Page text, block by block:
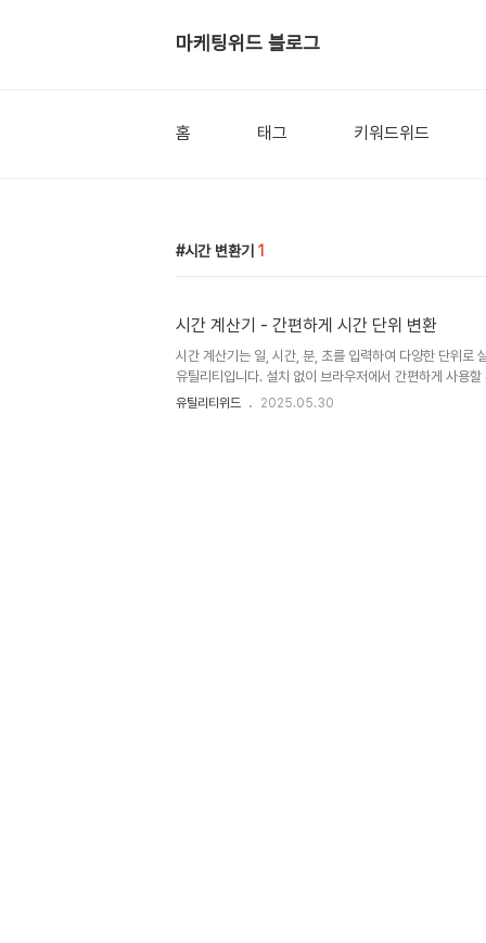
마케팅위드 블로그
홈 태그 키워드위드
시간 변환기 1
시간 계산기 - 간편하게 시간 단위 변환
시간 계산기는 일, 시간, 분, 초를 입력하여 다양한 단위로
유틸리티입니다. 설치 없이 브라우저에서 간편하게 사용
산기 사용하기 시간 계산기의 핵심 기능간편한 입력: 일, 시
새로운 계산을 쉽게 시작할 수 있습니다.시간 계산기를 활
유틸리티위드 2025.05.30